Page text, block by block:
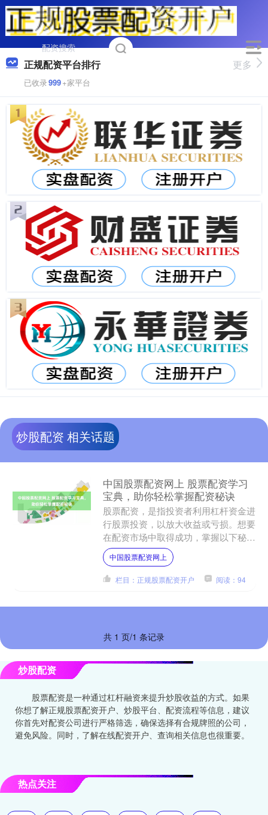
正规配资平台排行
已收录999+家平台
更多
炒股配资 相关话题
中国股票配资网上 股票配资学习
宝典，助你轻松掌握配资秘诀
股票配资，是指投资者利用杠杆资金进
行股票投资，以放大收益或亏损。想要
在配资市场中取得成功，掌握以下秘诀
至关重要： 配资炒股是指通过借贷资
金来放大投资本金，从而提....
中国股票配资网上
栏目：正规股票配资开户 阅读：94
共 1 页/1 条记录
炒股配资
股票配资是一种通过杠杆融资来提升炒股收益的方式。如果
你想了解正规股票配资开户、炒股平台、配资流程等信息，建议
你首先对配资公司进行严格筛选，确保选择有合规牌照的公司，
避免风险。同时，了解在线配资开户、查询相关信息也很重要。
热点关注